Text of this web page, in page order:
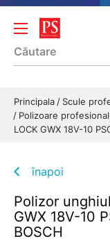
Principala Scule
Polizoare
LOCK GWX 18V-10
înapoi
Polizor
GWX 18V-10
BOSCH